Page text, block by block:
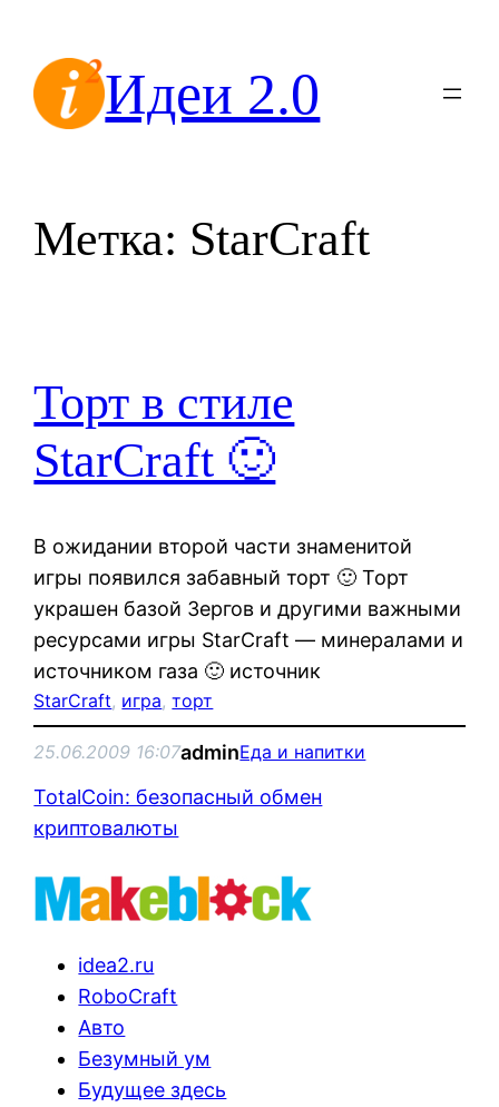
содержимомуИдеи 2.0
Метка: StarCraft
Торт в стиле
StarCraft 🙂
В ожидании второй части знаменитой
игры появился забавный торт 🙂 Торт
украшен базой Зергов и другими важными
ресурсами игры StarCraft — минералами и
источником газа 🙂 источник
StarCraft, игра, торт
25.06.2009 16:07adminЕда и напитки
TotalCoin: безопасный обмен
криптовалюты
idea2.ru
RoboCraft
Авто
Безумный ум
Будущее здесь